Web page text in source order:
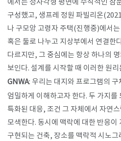
에서는 정사각형 평면에 수직적인 삼
구성했고, 생프레 정원 파빌리온
나 구모앙 고령자 주택(진행중)에서
혹은 둘로 나누고 지상부에서 연결한
다르지만, 그 중심에는 항상 하나의
보인다. 설계를 시작할 때 이러한 원
GNWA: 우리는 대지와 프로그램의
엄밀하게 이해하고자 한다. 두 가지를
특화된 대응, 조건 그 자체에서 자연
모색한다. 동시에 맥락에 대한 반응이
구현되는 건축, 장소를 맥락적 시노